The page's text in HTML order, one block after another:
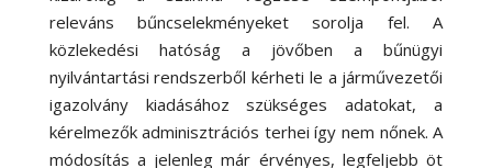
releváns bűncselekményeket sorolja fel. A
közlekedési hatóság a jövőben a bűnügyi
nyilvántartási rendszerből kérheti le a járművezetői
igazolvány kiadásához szükséges adatokat, a
kérelmezők adminisztrációs terhei így nem nőnek. A
módosítás a jelenleg már érvényes, legfeljebb öt